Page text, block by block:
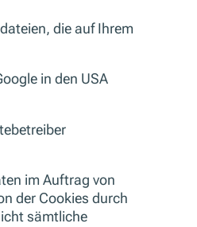
die auf Ihrem
in den USA
im Auftrag von
der Cookies durch
sämtliche